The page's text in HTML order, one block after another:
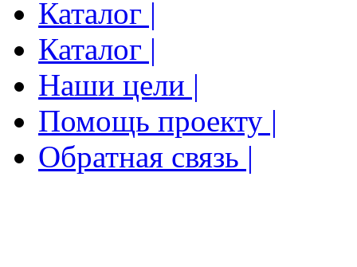
Каталог |
Каталог |
Наши цели |
Помощь проекту |
Обратная связь |